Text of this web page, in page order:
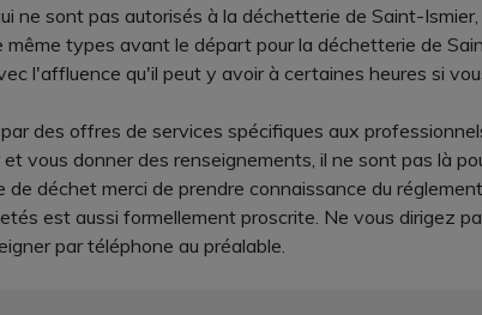
ne sont pas autorisés à la déchetterie de Saint-
types avant le départ pour la déchetterie de
l'affluence qu'il peut y avoir à certaines heures si
des offres de services spécifiques aux
vous donner des renseignements, il ne sont pas là
déchet merci de prendre connaissance du
est aussi formellement proscrite. Ne vous dirigez
par téléphone au préalable.